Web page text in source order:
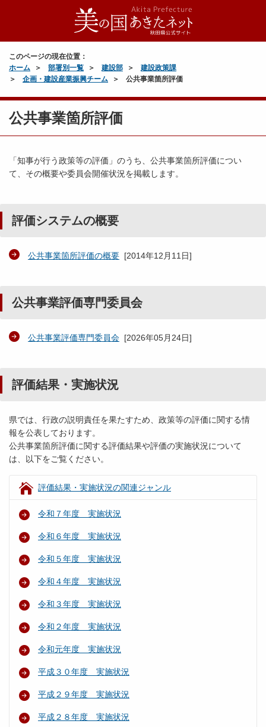
このページの現在位置：
ホーム
部署別一覧 建設部
建設政策課
企画・建設産業振興チーム
公共事業箇所評価
公共事業箇所評価
「知事が行う政策等の評価」のうち、公共事業箇所評価につい
て、その概要や委員会開催状況を掲載します。
評価システムの概要
公共事業箇所評価の概要 [2014年12月11日]
公共事業評価専門委員会
公共事業評価専門委員会 [2026年05月24日]
評価結果・実施状況
県では、行政の説明責任を果たすため、政策等の評価に関する情
報を公表しております。
公共事業箇所評価に関する評価結果や評価の実施状況について
は、以下をご覧ください。
評価結果・実施状況の関連ジャンル
令和７年度 実施状況
令和６年度 実施状況
令和５年度 実施状況
令和４年度 実施状況
令和３年度 実施状況
令和２年度 実施状況
令和元年度 実施状況
平成３０年度 実施状況
平成２９年度 実施状況
平成２８年度 実施状況